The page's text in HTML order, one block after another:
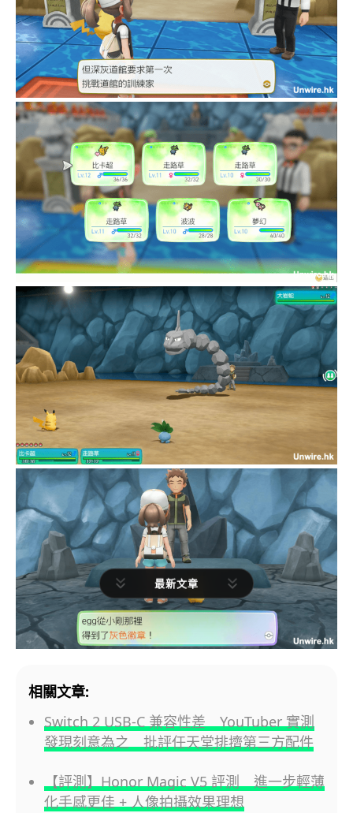
相關文章:
Switch 2 USB-C 兼容性差 YouTuber 實測
發現刻意為之 批評任天堂排擠第三方配件
【評測】Honor Magic V5 評測 進一步輕薄
化手感更佳 + 人像拍攝效果理想
最新文章